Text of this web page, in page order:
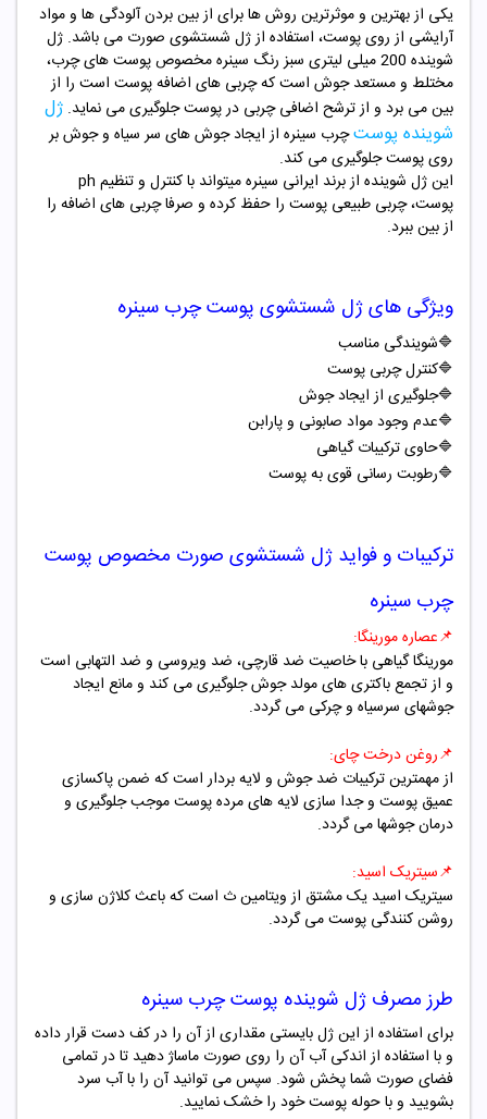
یکی از بهترین و موثرترین روش ها برای از بین بردن آلودگی ها و مواد
آرایشی از روی پوست، استفاده از ژل شستشوی صورت می باشد. ژل
شوینده 200 میلی لیتری سبز رنگ سینره مخصوص پوست های چرب،
مختلط و مستعد جوش است که چربی های اضافه پوست است را از
بین می برد و از ترشح اضافی چربی در پوست جلوگیری می نماید. ژل
شوینده پوستچرب سینره از ایجاد جوش های سر سیاه و جوش بر
روی پوست جلوگیری می کند.
این ژل شوینده از برند ایرانی سینره میتواند با کنترل و تنظیم ph
پوست، چربی طبیعی پوست را حفظ کرده و صرفا چربی های اضافه را
از بین ببرد.
ویژگی های ژل شستشوی پوست چرب سینره
🔷شویندگی مناسب
🔷کنترل چربی پوست
🔷جلوگیری از ایجاد جوش
🔷عدم وجود مواد صابونی و پارابن
🔷حاوی ترکیبات گیاهی
🔷رطوبت رسانی قوی به پوست
ترکیبات و فواید ژل شستشوی صورت مخصوص پوست
چرب سینره
📌عصاره مورینگا:
مورینگا گیاهی با خاصیت ضد قارچی، ضد ویروسی و ضد التهابی است
و از تجمع باکتری های مولد جوش جلوگیری می کند و مانع ایجاد
جوشهای سرسیاه و چرکی می گردد.
📌روغن درخت چای:
از مهمترین ترکیبات ضد جوش و لایه بردار است که ضمن پاکسازی
عمیق پوست و جدا سازی لایه های مرده پوست موجب جلوگیری و
درمان جوشها می گردد.
📌سیتریک اسید:
سیتریک اسید یک مشتق از ویتامین ث است که باعث کلاژن سازی و
روشن کنندگی پوست می گردد.
طرز مصرف ژل شوینده پوست چرب سینره
برای استفاده از این ژل بایستی مقداری از آن را در کف دست قرار داده
و با استفاده از اندکی آب آن را روی صورت ماساژ دهید تا در تمامی
فضای صورت شما پخش شود. سپس می توانید آن را با آب سرد
بشویید و با حوله پوست خود را خشک نمایید.